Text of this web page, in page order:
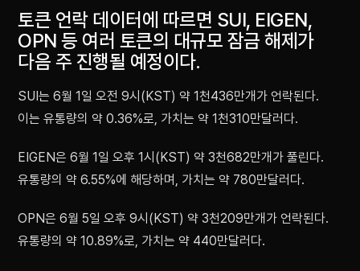
토큰 언락 데이터에 따르면 SUI, EIGEN,
OPN 등 여러 토큰의 대규모 잠금 해제가
다음 주 진행될 예정이다.
SUI는 6월 1일 오전 9시(KST) 약 1천436만개가 언락된다.
이는 유통량의 약 0.36%로, 가치는 약 1천310만달러다.
EIGEN은 6월 1일 오후 1시(KST) 약 3천682만개가 풀린다.
유통량의 약 6.55%에 해당하며, 가치는 약 780만달러다.
OPN은 6월 5일 오후 9시(KST) 약 3천209만개가 언락된다.
유통량의 약 10.89%로, 가치는 약 440만달러다.